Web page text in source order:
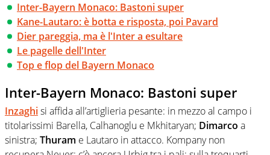
Inter-Bayern Monaco: Bastoni super
Kane-Lautaro: è botta e risposta, poi Pavard
Dier pareggia, ma è l'Inter a esultare
Le pagelle dell'Inter
Top e flop del Bayern Monaco
Inter-Bayern Monaco: Bastoni super
Inzaghisi affida all’artiglieria pesante: in mezzo al campo i
titolarissimi Barella, Calhanoglu e Mkhitaryan; Dimarco a
sinistra; Thuram e Lautaro in attacco. Kompany non